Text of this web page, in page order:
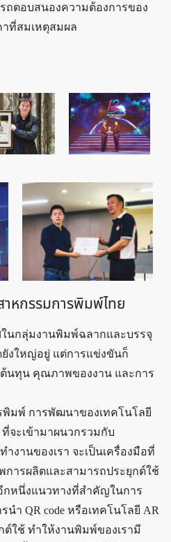
ถตอบสนองความต้องการของ
ที่สมเหตุสมผล
หกรรมการพิมพ์ไทย
นกลุ่มงานพิมพ์ฉลากและบรรจุ
งใหญ่อยู่ แต่การแข่งขันก็
ต้นทุน คุณภาพของงาน และการ
พิมพ์ การพัฒนาของเทคโนโลยี
ที่จะเข้ามาผนวกรวมกับ
งานของเรา จะเป็นเครื่องมือที่
ารผลิตและสามารถประยุกต์ใช้
กหนึ่งแนวทางที่สำคัญในการ
นำ QR code หรือเทคโนโลยี AR
กต์ใช้ ทำให้งานพิมพ์ของเรามี